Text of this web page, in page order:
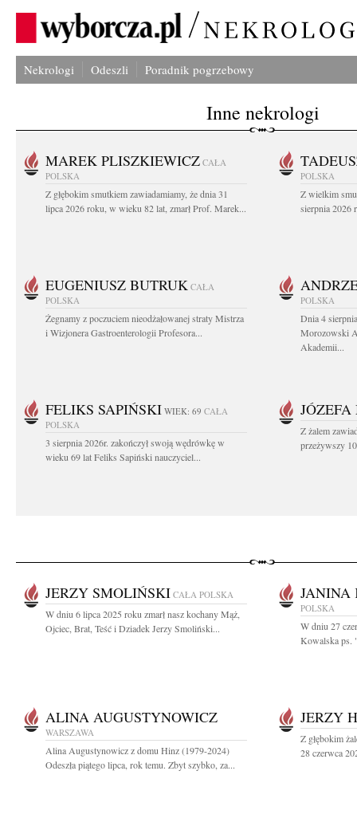
Nekrologi Odeszli Poradnik pogrzebowy
Inne nekrologi
MAREK PLISZKIEWICZ CAŁA
POLSKA
Z głębokim smutkiem zawiadamiamy, że dnia 31
lipca 2026 roku, w wieku 82 lat, zmarł Prof. Marek...
POLSKA
Z wielkim
sierpnia 2026
EUGENIUSZ BUTRUK CAŁA
POLSKA
Żegnamy z poczuciem nieodżałowanej straty Mistrza
i Wizjonera Gastroenterologii Profesora...
POLSKA
Dnia 4
Morozowski
Akademii...
FELIKS SAPIŃSKI WIEK: 69 CAŁA
POLSKA
3 sierpnia 2026r. zakończył swoją wędrówkę w
wieku 69 lat Feliks Sapiński nauczyciel...
Z żalem
przeżywszy
JERZY SMOLIŃSKI CAŁA POLSKA
W dniu 6 lipca 2025 roku zmarł nasz kochany Mąż,
Ojciec, Brat, Teść i Dziadek Jerzy Smoliński...
JANINA
POLSKA
W dniu 27
Kowalska ps.
ALINA AUGUSTYNOWICZ
WARSZAWA
Alina Augustynowicz z domu Hinz (1979-2024)
Odeszła piątego lipca, rok temu. Zbyt szybko, za...
JERZY
Z głębokim
28 czerwca